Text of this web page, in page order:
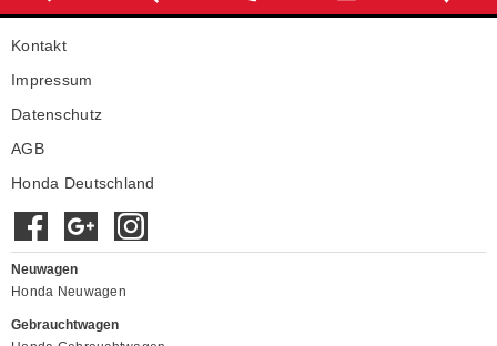
Service & Zubehör
Unser Autohaus
Kontakt
Impressum
Datenschutz
AGB
Honda Deutschland
Neuwagen
Honda Neuwagen
Gebrauchtwagen